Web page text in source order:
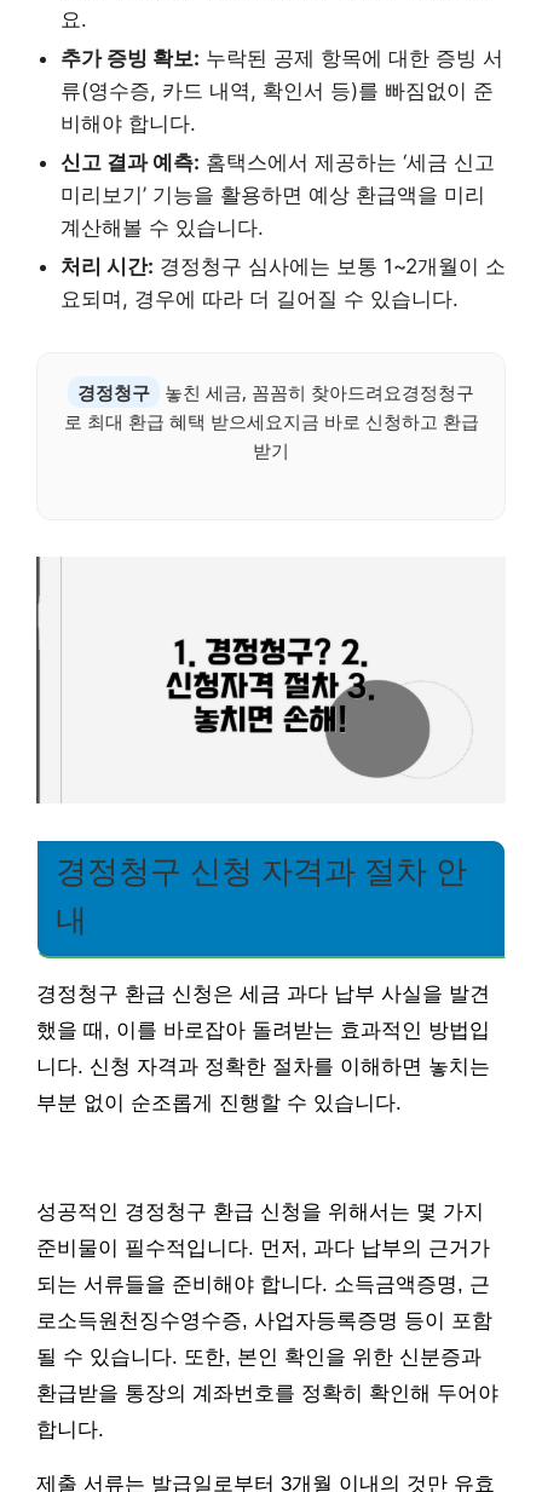
요.
추가 증빙 확보: 누락된 공제 항목에 대한 증빙 서
류(영수증, 카드 내역, 확인서 등)를 빠짐없이 준
비해야 합니다.
신고 결과 예측: 홈택스에서 제공하는 ‘세금 신고
미리보기’ 기능을 활용하면 예상 환급액을 미리
계산해볼 수 있습니다.
처리 시간: 경정청구 심사에는 보통 1~2개월이 소
요되며, 경우에 따라 더 길어질 수 있습니다.
경정청구
놓친 세금, 꼼꼼히 찾아드려요경정청구
로 최대 환급 혜택 받으세요지금 바로 신청하고 환급
받기
경정청구 신청 자격과 절차 안
내
경정청구 환급 신청은 세금 과다 납부 사실을 발견
했을 때, 이를 바로잡아 돌려받는 효과적인 방법입
니다. 신청 자격과 정확한 절차를 이해하면 놓치는
부분 없이 순조롭게 진행할 수 있습니다.
성공적인 경정청구 환급 신청을 위해서는 몇 가지
준비물이 필수적입니다. 먼저, 과다 납부의 근거가
되는 서류들을 준비해야 합니다. 소득금액증명, 근
로소득원천징수영수증, 사업자등록증명 등이 포함
될 수 있습니다. 또한, 본인 확인을 위한 신분증과
환급받을 통장의 계좌번호를 정확히 확인해 두어야
합니다.
제출 서류는 발급일로부터 3개월 이내의 것만 유효